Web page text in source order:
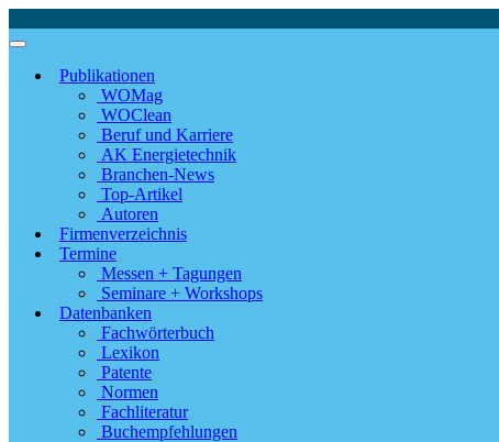
Publikationen
WOMag
WOClean
Beruf und Karriere
AK Energietechnik
Branchen-News
Top-Artikel
Autoren
Firmenverzeichnis
Termine
Messen + Tagungen
Seminare + Workshops
Datenbanken
Fachwörterbuch
Lexikon
Patente
Normen
Fachliteratur
Buchempfehlungen